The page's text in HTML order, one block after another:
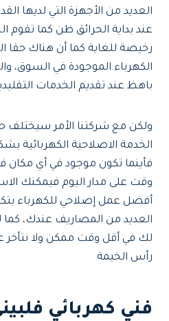
العديد من الأجهزة التي لديها
عند بداية الحرائق ظن كما تقوم
رخيصة للغاية كما أن هناك حقا
الكهرباء الموجودة في السوق،
باهظ عند تقديم الخدمات
ولكن مع شركتنا الأمر سيختلف
الخدمة الاصلاحية الكهربائية
فأينما تكون موجود في أي مكان
وقت على مدار اليوم فيمكنك
أفضل عمل إصلاحي للكهرباء
العديد من المصاريف عندك، كما
لك في أقل وقت ممكن ولا نتأخر
رأس الخيمة
فني كهربائي